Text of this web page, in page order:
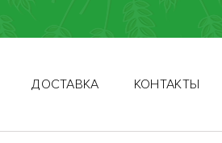
ДОСТАВКА КОНТАКТЫ